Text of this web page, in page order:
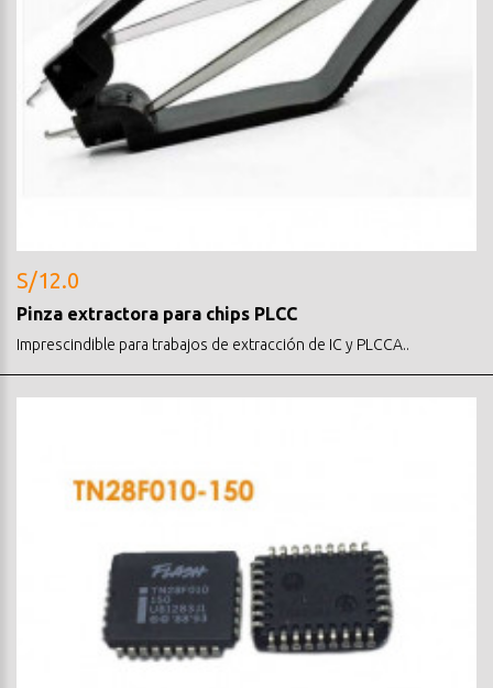
S/12.0
Pinza extractora para chips PLCC
Imprescindible para trabajos de extracción de IC y PLCCA..